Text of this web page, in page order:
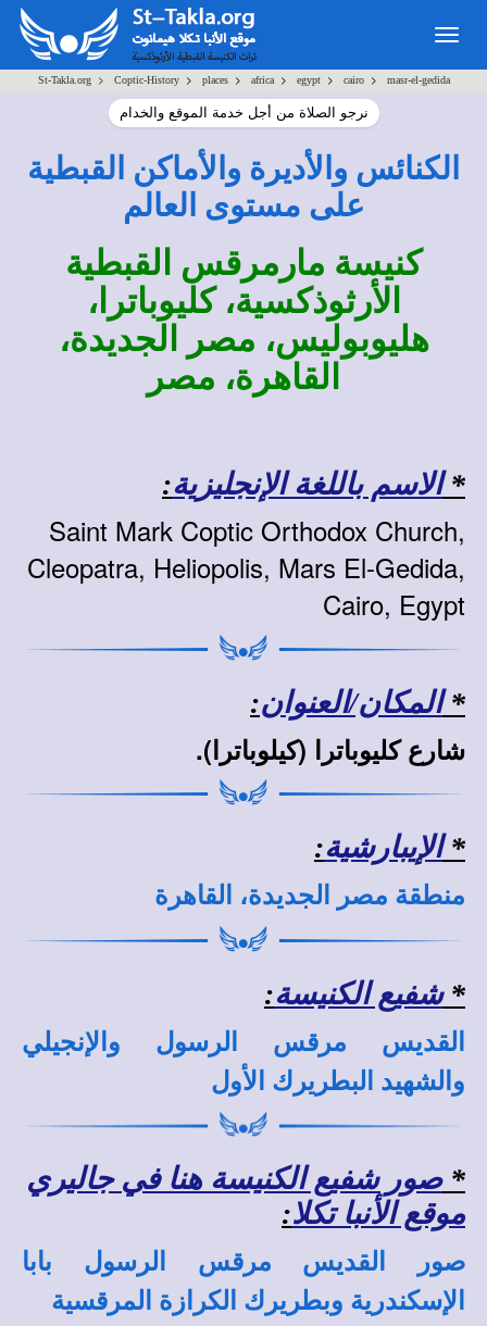
St-Takla.org> Coptic-History> places> africa> egypt> cairo> masr-el-gedida
نرجو الصلاة من أجل خدمة الموقع والخدام
الكنائس والأديرة والأماكن القبطية
على مستوى العالم
كنيسة مارمرقس القبطية
الأرثوذكسية، كليوباترا،
هليوبوليس، مصر الجديدة،
القاهرة، مصر
*الاسم باللغة الإنجليزية:
Saint Mark Coptic Orthodox Church,
Cleopatra, Heliopolis, Mars El-Gedida,
Cairo, Egypt
*المكان/العنوان:
شارع كليوباترا (كيلوباترا).
*الإيبارشية:
منطقة مصر الجديدة، القاهرة
*شفيع الكنيسة:
القديس مرقس الرسول والإنجيلي
والشهيد البطريرك الأول
*صور شفيع الكنيسة هنا في جاليري
موقع الأنبا تكلا:
صور القديس مرقس الرسول بابا
الإسكندرية وبطريرك الكرازة المرقسية